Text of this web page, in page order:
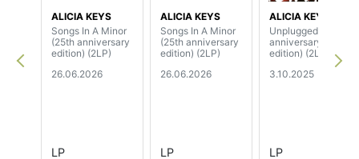
ALICIA KEYS
Songs In A Minor
(25th anniversary
edition) (2LP)
26.06.2026
LP
ALICIA KEYS
Songs In A Minor
(25th anniversary
edition) (2LP)
26.06.2026
LP
ALICIA KEYS
Unplugged (20th
anniversary
edition) (2LP)
3.10.2025
LP